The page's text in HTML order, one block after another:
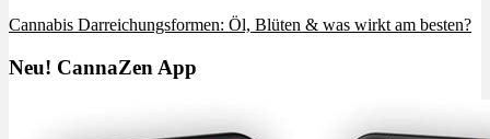
Cannabis Darreichungsformen: Öl, Blüten & was wirkt am besten?
Neu! CannaZen App